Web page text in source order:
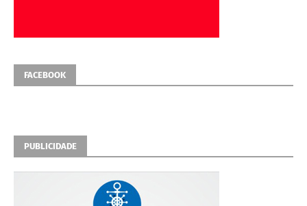
FACEBOOK
PUBLICIDADE